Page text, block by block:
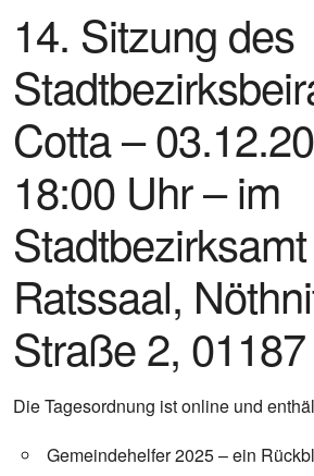
14. Sitzung des
Cotta –
18:00 Uhr – im
Ratssaal,
Straße 2,
Die Tagesordnung ist online und
Gemeindehelfer 2025 – ein